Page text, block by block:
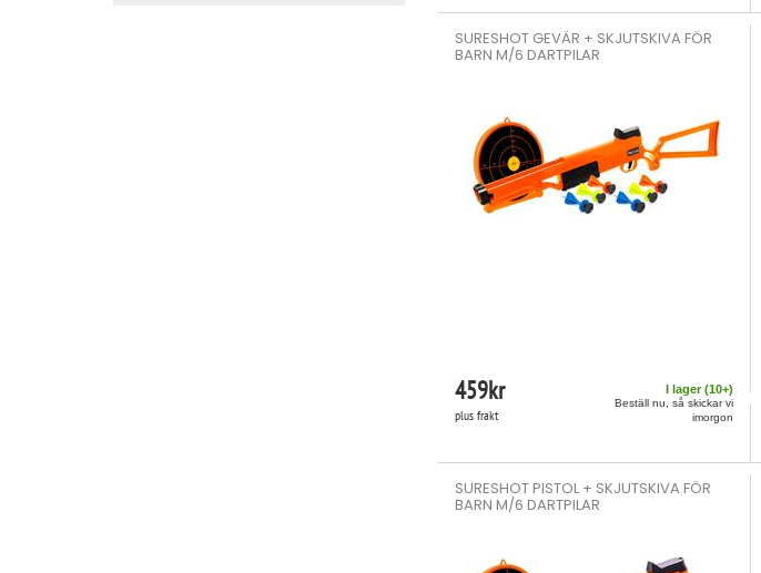
SURESHOT GEVÄR + SKJUTSKIVA FÖR
BARN M/6 DARTPILAR
459kr
plus frakt
I lager (10+)
Beställ nu, så skickar vi
imorgon
SURESHOT PISTOL + SKJUTSKIVA FÖR
BARN M/6 DARTPILAR